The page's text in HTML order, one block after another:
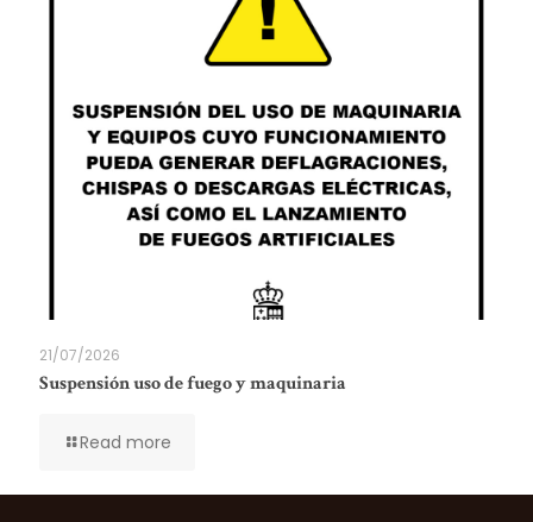
21/07/2026
Suspensión uso de fuego y maquinaria
Read more